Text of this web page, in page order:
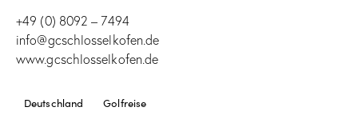
+49 (0) 8092 – 7494
info@gcschlosselkofen.de
www.gcschlosselkofen.de
Deutschland Golfreise